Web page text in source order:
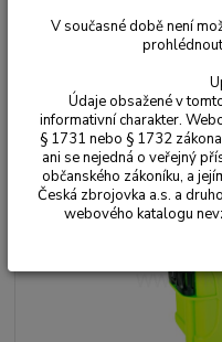
V současné době není
Údaje obsažené v
informativní charakter.
§ 1731 nebo § 1732
ani se nejedná o veřejný
občanského zákoníku, a
Česká zbrojovka a.s. a
webového katalogu